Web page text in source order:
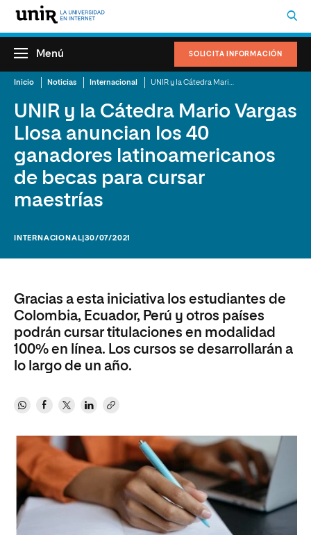
SOLICITA INFORMACIÓN
Menú
Inicio Noticias Internacional
UNIR y la Cátedra Mario Vargas
Llosa anuncian los 40
ganadores latinoamericanos
de becas para cursar
maestrías
INTERNACIONAL |30/07/2021
Gracias a esta iniciativa los estudiantes de
Colombia, Ecuador, Perú y otros países
podrán cursar titulaciones en modalidad
100% en línea. Los cursos se desarrollarán a
lo largo de un año.